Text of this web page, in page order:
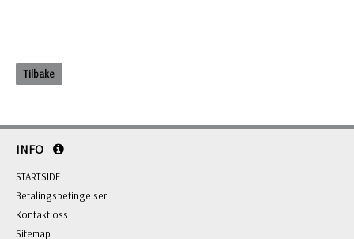
Tilbake
INFO
STARTSIDE
Betalingsbetingelser
Kontakt oss
Sitemap